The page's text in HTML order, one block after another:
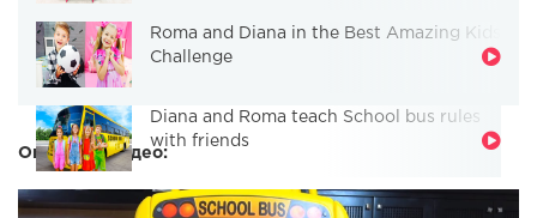
Roma and Diana in the Best Amazing Kids
Challenge
Diana and Roma teach School bus rules
with friends
Описание видео: